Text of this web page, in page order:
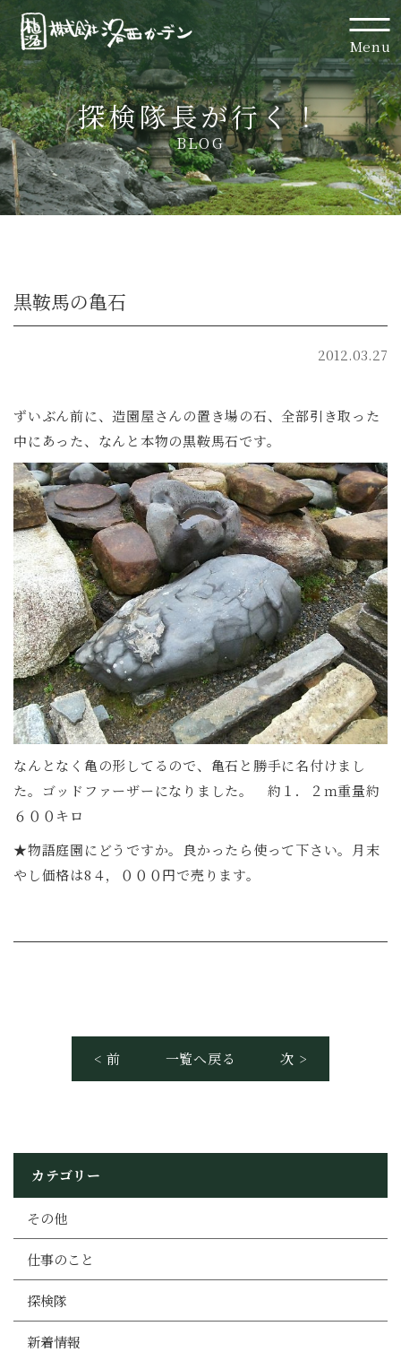
Menu
探検隊長が行く！
BLOG
黒鞍馬の亀石
2012.03.27
ずいぶん前に、造園屋さんの置き場の石、全部引き取った
中にあった、なんと本物の黒鞍馬石です。
なんとなく亀の形してるので、亀石と勝手に名付けまし
た。ゴッドファーザーになりました。 約１．２ｍ重量約
６００キロ
★物語庭園にどうですか。良かったら使って下さい。月末
やし価格は8４，０００円で売ります。
< 前 一覧へ戻る 次 >
カテゴリー
その他
仕事のこと
探検隊
新着情報